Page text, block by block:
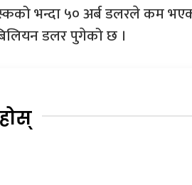
भन्दा ५० अर्ब डलरले कम
डलर पुगेको छ ।